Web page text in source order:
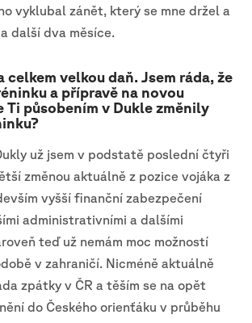
vyklubal zánět, který se mne držel a
další dva měsíce.
celkem velkou daň. Jsem ráda, že
a přípravě na novou
Ti působením v Dukle změnily
už jsem v podstatě poslední čtyři
změnou aktuálně z pozice vojáka z
vyšší finanční zabezpečení
administrativními a dalšími
teď už nemám moc možností
v zahraničí. Nicméně aktuálně
zpátky v ČR a těším se na opět
do Českého orienťáku v průběhu